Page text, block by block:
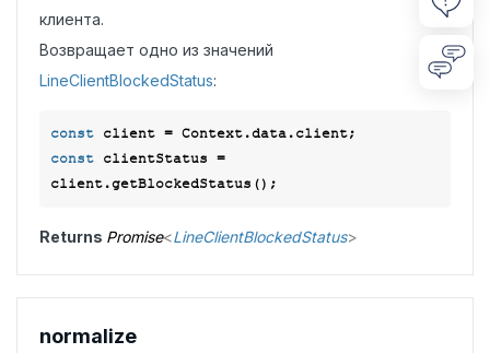
клиента.
Возвращает одно из значений
LineClientBlockedStatus:
const
const clientStatus =
Returns Promise<LineClientBlockedStatus>
normalize